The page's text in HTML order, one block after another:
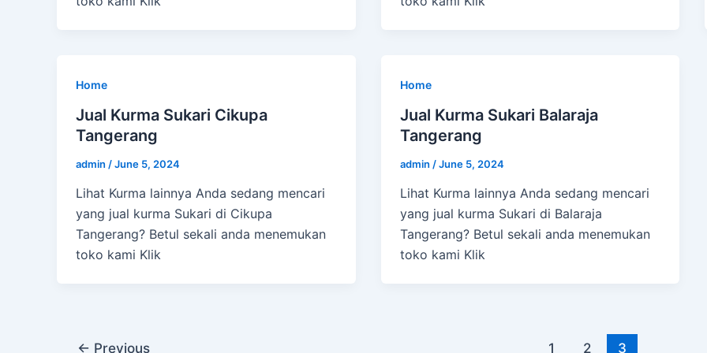
Home
Jual Kurma Sukari Cikupa
Tangerang
admin /June 5, 2024
Lihat Kurma lainnya Anda sedang mencari
yang jual kurma Sukari di Cikupa
Tangerang? Betul sekali anda menemukan
toko kami Klik
Home
Jual Kurma Sukari Balaraja
Tangerang
admin /June 5, 2024
Lihat Kurma lainnya Anda sedang mencari
yang jual kurma Sukari di Balaraja
Tangerang? Betul sekali anda menemukan
toko kami Klik
← Previous 1 2 3